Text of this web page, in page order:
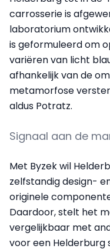
carrosserie is
laboratorium
is geformuleerd om
variëren van licht
afhankelijk van de
metamorfose
aldus Potratz.
Signaal aan de
Met Byzek wil
zelfstandig design-
originele
Daardoor, stelt het
vergelijkbaar met
voor een Helderburg